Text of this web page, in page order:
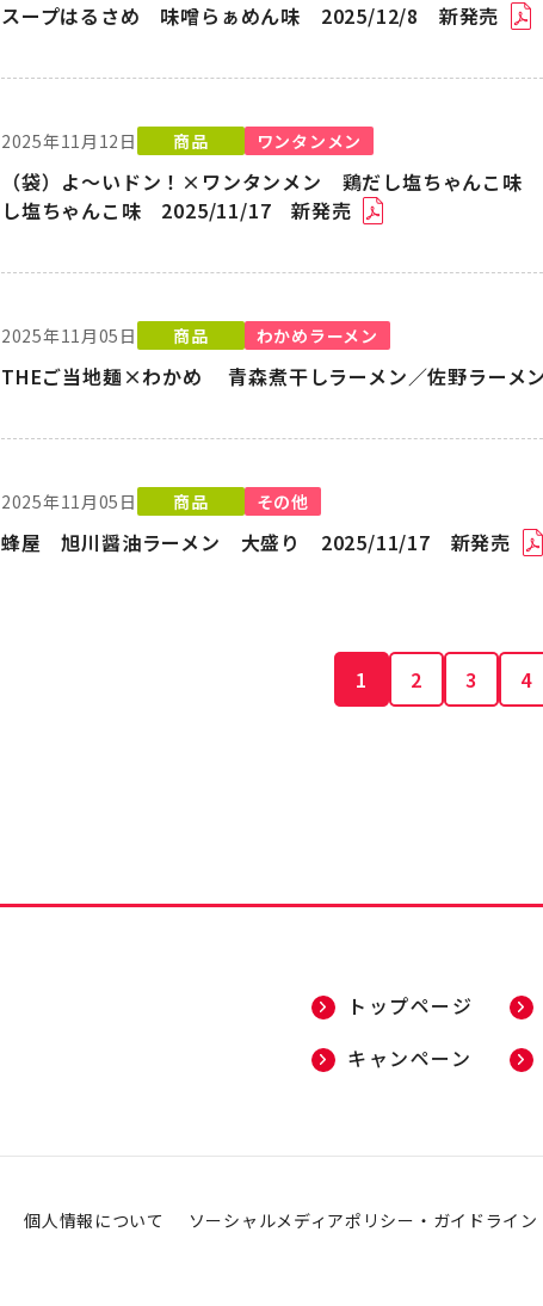
スープはるさめ 味噌らぁめん味 2025/12/8 新発売
2025年11月12日 商品 ワンタンメン
（袋）よ～いドン！×ワンタンメン 鶏だし塩ちゃんこ
し塩ちゃんこ味 2025/11/17 新発売
2025年11月05日 商品 わかめラーメン
THEご当地麺×わかめ 青森煮干しラーメン／佐野ラー
2025年11月05日 商品 その他
蜂屋 旭川醤油ラーメン 大盛り 2025/11/17 新発売
1 2 3 4
トップページ
キャンペーン
個人情報について ソーシャルメディアポリシー・ガイドライン